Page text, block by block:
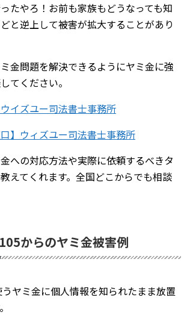
たやろ！お前も家族もどうなっても知
と逆上して被害が拡大することがあり
金問題を解決できるようにヤミ金に強
てください。
イズユー司法書士事務所
口】ウィズユー司法書士事務所
への対応方法や実際に依頼するべきタ
えてくれます。全国どこからでも相談
からのヤミ金被害例
ヤミ金に個人情報を知られたまま放置